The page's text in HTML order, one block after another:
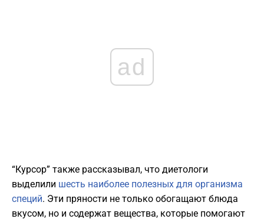
ad
“Курсор” также рассказывал, что диетологи
выделили шесть наиболее полезных для организма
специй. Эти пряности не только обогащают блюда
вкусом, но и содержат вещества, которые помогают